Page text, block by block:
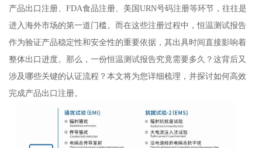
产品出口注册、FDA食品注册、美国URN号码注册等环节，往往是
进入海外市场的第一道门槛。而在这些注册过程中，恒温测试报告
作为验证产品稳定性和安全性的重要依据，其出具时间直接影响着
整体出口进度。那么，一份恒温测试报告究竟需要多久？这背后又
涉及哪些关键的认证流程？本文将为您详细梳理，并探讨如何高效
完成产品出口注册。